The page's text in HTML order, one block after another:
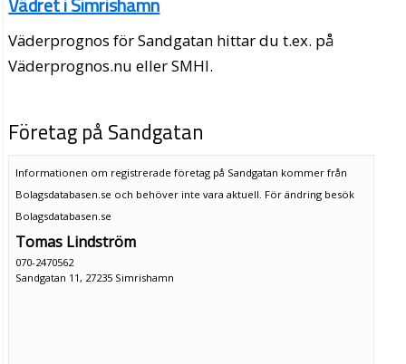
Väderprognos för Sandgatan hittar du t.ex. på
Väderprognos.nu eller SMHI.
Företag på Sandgatan
Informationen om registrerade företag på Sandgatan kommer från
Bolagsdatabasen.se och behöver inte vara aktuell. För ändring besök
Bolagsdatabasen.se
Tomas Lindström
070-2470562
Sandgatan 11, 27235 Simrishamn